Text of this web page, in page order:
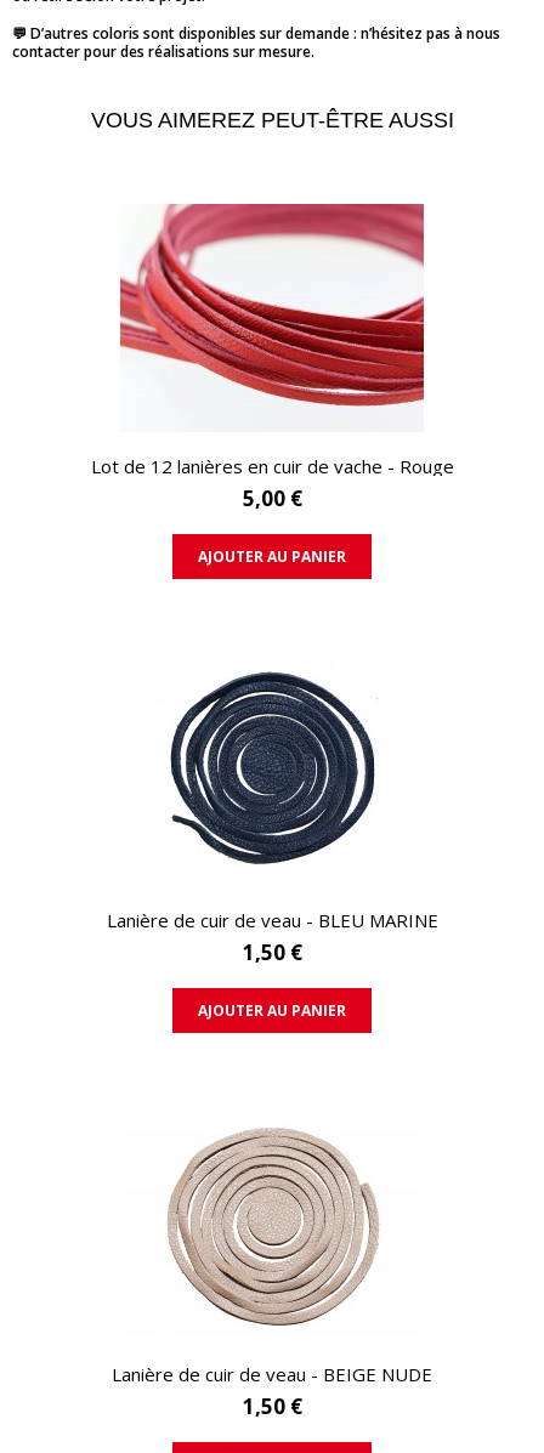
💬 D’autres coloris sont disponibles sur demande : n’hésitez pas à nous
contacter pour des réalisations sur mesure.
VOUS AIMEREZ PEUT-ÊTRE AUSSI
APERÇU RAPIDE
Lot de 12 lanières en cuir de vache - Rouge
5,00 €
AJOUTER AU PANIER
APERÇU RAPIDE
Lanière de cuir de veau - BLEU MARINE
1,50 €
AJOUTER AU PANIER
APERÇU RAPIDE
Lanière de cuir de veau - BEIGE NUDE
1,50 €